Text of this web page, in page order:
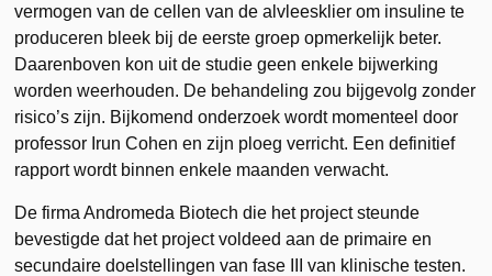
vermogen van de cellen van de alvleesklier om insuline te
produceren bleek bij de eerste groep opmerkelijk beter.
Daarenboven kon uit de studie geen enkele bijwerking
worden weerhouden. De behandeling zou bijgevolg zonder
risico’s zijn. Bijkomend onderzoek wordt momenteel door
professor Irun Cohen en zijn ploeg verricht. Een definitief
rapport wordt binnen enkele maanden verwacht.
De firma Andromeda Biotech die het project steunde
bevestigde dat het project voldeed aan de primaire en
secundaire doelstellingen van fase III van klinische testen.